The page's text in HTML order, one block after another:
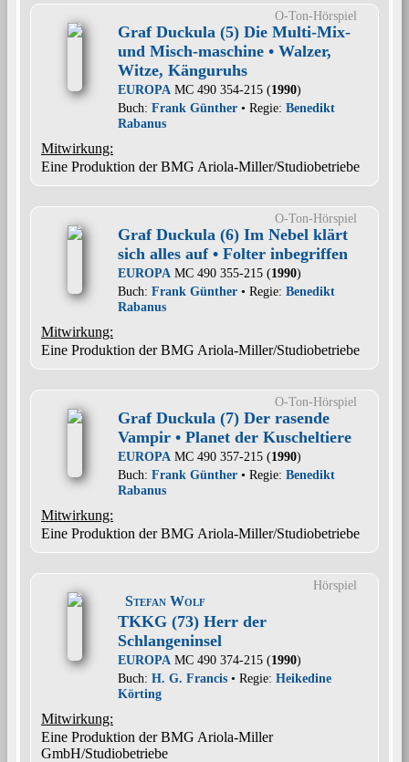
O-Ton-Hörspiel
Graf Duckula (5) Die Multi-Mix-
und Misch-maschine • Walzer,
Witze, Känguruhs
EUROPA MC 490 354-215 (1990)
Buch: Frank Günther • Regie: Benedikt
Rabanus
Mitwirkung:
Eine Produktion der BMG Ariola-Miller/Studiobetriebe
O-Ton-Hörspiel
Graf Duckula (6) Im Nebel klärt
sich alles auf • Folter inbegriffen
EUROPA MC 490 355-215 (1990)
Buch: Frank Günther • Regie: Benedikt
Rabanus
Mitwirkung:
Eine Produktion der BMG Ariola-Miller/Studiobetriebe
O-Ton-Hörspiel
Graf Duckula (7) Der rasende
Vampir • Planet der Kuscheltiere
EUROPA MC 490 357-215 (1990)
Buch: Frank Günther • Regie: Benedikt
Rabanus
Mitwirkung:
Eine Produktion der BMG Ariola-Miller/Studiobetriebe
Hörspiel
Stefan Wolf
TKKG (73) Herr der
Schlangeninsel
EUROPA MC 490 374-215 (1990)
Buch: H. G. Francis • Regie: Heikedine
Körting
Mitwirkung:
Eine Produktion der BMG Ariola-Miller
GmbH/Studiobetriebe